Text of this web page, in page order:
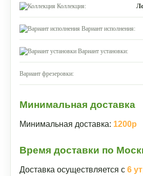
Коллекция:
Вариант исполнения:
Вариант установки:
Вариант фрезеровки:
Минимальная доставка
Минимальная доставка: 1200р
Время доставки по
Доставка осуществляется с 6